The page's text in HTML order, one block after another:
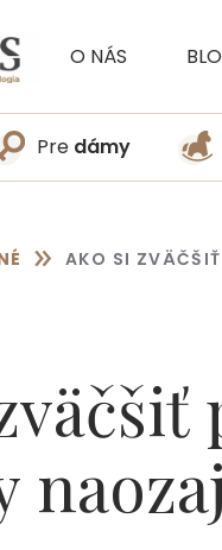
O NÁS
Pre dámy
»AKO SI